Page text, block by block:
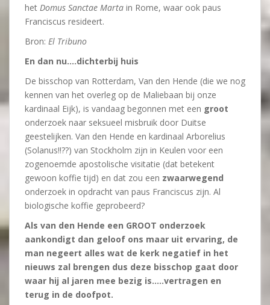
het Domus Sanctae Marta in Rome, waar ook paus
Franciscus resideert.
Bron: El Tribuno
En dan nu….dichterbij huis
De bisschop van Rotterdam, Van den Hende (die we nog
kennen van het overleg op de Maliebaan bij onze
kardinaal Eijk), is vandaag begonnen met een groot
onderzoek naar seksueel misbruik door Duitse
geestelijken. Van den Hende en kardinaal Arborelius
(Solanus!!??) van Stockholm zijn in Keulen voor een
zogenoemde apostolische visitatie (dat betekent
gewoon koffie tijd) en dat zou een zwaarwegend
onderzoek in opdracht van paus Franciscus zijn. Al
biologische koffie geprobeerd?
Als van den Hende een GROOT onderzoek
aankondigt dan geloof ons maar uit ervaring, de
man negeert alles wat de kerk negatief in het
nieuws zal brengen dus deze bisschop gaat door
waar hij al jaren mee bezig is…..vertragen en
terug in de doofpot.